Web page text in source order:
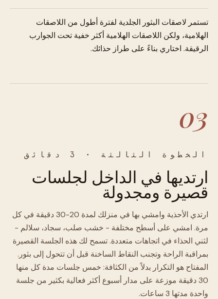
تستمر لاصقات البثور الجلدية لفترة أطول من اللاصقات
الهلامية، ولكن اللاصقات الهلامية أكثر خفية تحت الجوارب
الرقيقة. اختاري بناءً على طراز حذائك.
03
الخطوة الثالثة · 3 دقائق
ارتديها في الداخل لجلسات
قصيرة ومجدولة
ارتدي الأحذية وامشي بها في منزلك لمدة 20-30 دقيقة في كل
مرة. امشي على أسطح مختلفة - خشب صلب، سجاد، سلالم -
لثني الحذاء في اتجاهات متعددة. تسمح لك هذه الجلسة القصيرة
بمراقبة الراحة وتجنب النقاط الساخنة قبل أن تتحول إلى بثور.
المفتاح هو التكرار بدلاً من الكثافة: خمس جلسات مدة كل منها
30 دقيقة موزعة على مدار أسبوع أكثر فعالية بكثير من جلسة
واحدة مدتها 3 ساعات.